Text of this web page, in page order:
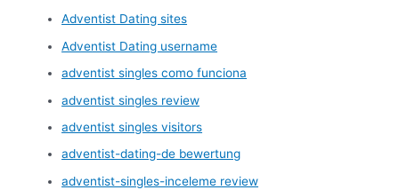
Adventist Dating sites
Adventist Dating username
adventist singles como funciona
adventist singles review
adventist singles visitors
adventist-dating-de bewertung
adventist-singles-inceleme review